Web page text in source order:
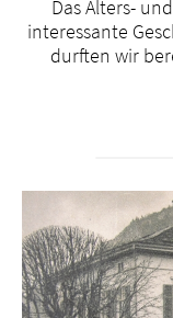
Standorte
Tätigkeitsfelder
Portrait
Das Alters-
interessante
durften wir